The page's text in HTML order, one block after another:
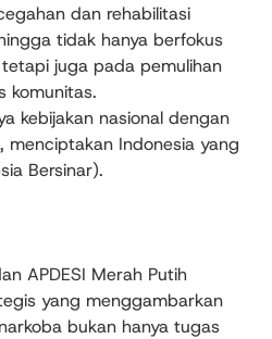
dan rehabilitasi
tidak hanya berfokus
juga pada pemulihan
komunitas.
kebijakan nasional dengan
menciptakan Indonesia yang
Bersinar).
APDESI Merah Putih
yang menggambarkan
bukan hanya tugas